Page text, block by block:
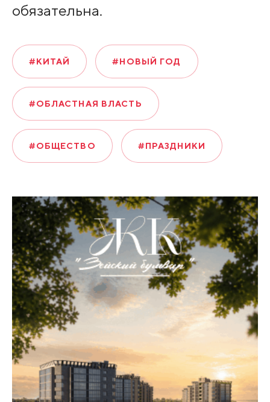
обязательна.
#КИТАЙ #НОВЫЙ ГОД
#ОБЛАСТНАЯ ВЛАСТЬ
#ОБЩЕСТВО #ПРАЗДНИКИ